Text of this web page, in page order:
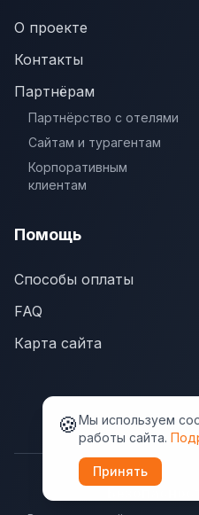
О проекте
Контакты
Партнёрам
Партнёрство с отелями
Сайтам и турагентам
Корпоративным
клиентам
Помощь
Способы оплаты
FAQ
Карта сайта
🍪Мы используем
работы сайта.
Принять